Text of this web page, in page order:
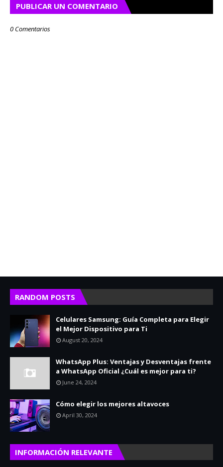
PUBLICAR UN COMENTARIO
0 Comentarios
RANDOM POSTS
Celulares Samsung: Guía Completa para Elegir
el Mejor Dispositivo para Ti
August 20, 2024
WhatsApp Plus: Ventajas y Desventajas frente
a WhatsApp Oficial ¿Cuál es mejor para ti?
June 24, 2024
Cómo elegir los mejores altavoces
April 30, 2024
INFORMACIÓN RELEVANTE